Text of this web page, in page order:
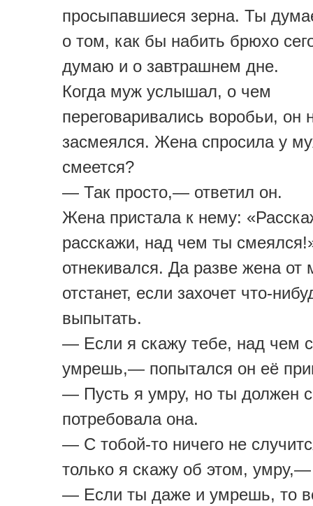
просыпавшиеся зерна. Ты
о том, как бы набить брюхо
думаю и о завтрашнем дне.
Когда муж услышал, о чем
переговаривались воробьи, он
засмеялся. Жена спросила у
смеется?
— Так просто,— ответил он.
Жена пристала к нему:
расскажи, над чем ты
отнекивался. Да разве жена от
отстанет, если захочет что-
выпытать.
— Если я скажу тебе, над чем
умрешь,— попытался он её
— Пусть я умру, но ты должен
потребовала она.
— С тобой-то ничего не
только я скажу об этом,
— Если ты даже и умрешь, то